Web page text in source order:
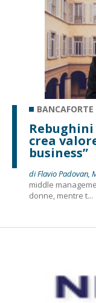
Rebughini
crea
business”
di Flavio Padovan,
middle
donne, mentre t...